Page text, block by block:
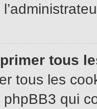
tous
tous les
qui